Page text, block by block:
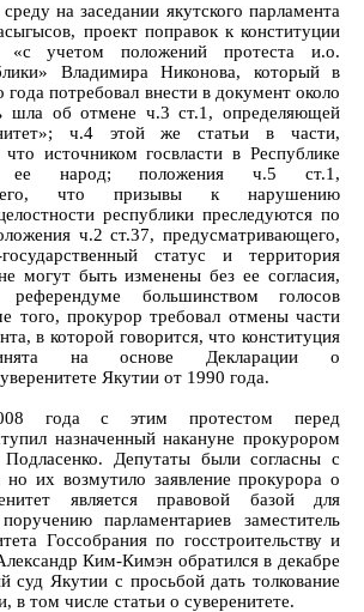
на заседании якутского парламента
проект поправок к конституции
«с учетом положений протеста и.о.
Владимира Никонова, который в
потребовал внести в документ около
шла об отмене ч.3 ст.1, определяющей
ч.4 этой же статьи в части,
источником госвласти в Республике
ее народ; положения ч.5 ст.1,
что призывы к нарушению
республики преследуются по
ч.2 ст.37, предусматривающего,
статус и территория
могут быть изменены без ее согласия,
большинством голосов
того, прокурор требовал отмены части
в которой говорится, что конституция
на основе Декларации о
Якутии от 1990 года.
года с этим протестом перед
назначенный накануне прокурором
Депутаты были согласны с
но их возмутило заявление прокурора о
является правовой базой для
парламентариев заместитель
Госсобрания по госстроительству и
Ким-Кимэн обратился в декабре
суд Якутии с просьбой дать толкование
в том числе статьи о суверенитете.